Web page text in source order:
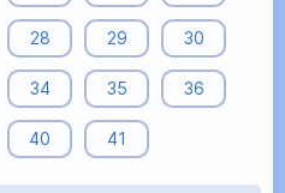
28 29 30
34 35 36
40 41